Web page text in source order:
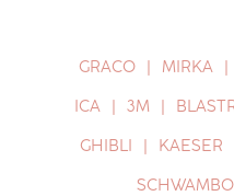
GRACO MIRKA
ICA
3M
GHIBLI
KAESER